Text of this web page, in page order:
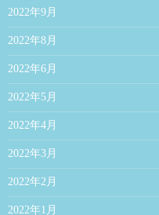
2022年9月
2022年8月
2022年6月
2022年5月
2022年4月
2022年3月
2022年2月
2022年1月